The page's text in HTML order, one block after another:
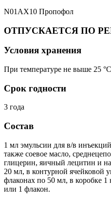
N01AX10 Пропофол
ОТПУСКАЕТСЯ ПО
Условия хранения
При температуре не выше 25
Срок годности
3 года
Состав
1 мл эмульсии для в/в
также соевое масло,
глицерин, яичный лецитин и
20 мл, в контурной ячейковой
флаконах по 50 мл, в коробке 1
или 1 флакон.